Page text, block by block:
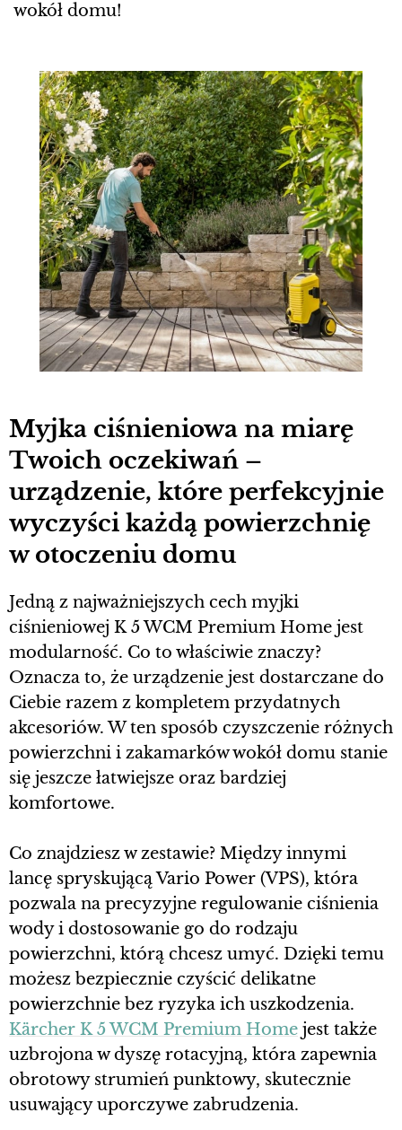
wokół domu!
Myjka ciśnieniowa na miarę
Twoich oczekiwań –
urządzenie, które perfekcyjnie
wyczyści każdą powierzchnię
w otoczeniu domu
Jedną z najważniejszych cech myjki
ciśnieniowej K 5 WCM Premium Home jest
modularność. Co to właściwie znaczy?
Oznacza to, że urządzenie jest dostarczane do
Ciebie razem z kompletem przydatnych
akcesoriów. W ten sposób czyszczenie różnych
powierzchni i zakamarków wokół domu stanie
się jeszcze łatwiejsze oraz bardziej
komfortowe.
Co znajdziesz w zestawie? Między innymi
lancę spryskującą Vario Power (VPS), która
pozwala na precyzyjne regulowanie ciśnienia
wody i dostosowanie go do rodzaju
powierzchni, którą chcesz umyć. Dzięki temu
możesz bezpiecznie czyścić delikatne
powierzchnie bez ryzyka ich uszkodzenia.
Kärcher K 5 WCM Premium Home jest także
uzbrojona w dyszę rotacyjną, która zapewnia
obrotowy strumień punktowy, skutecznie
usuwający uporczywe zabrudzenia.